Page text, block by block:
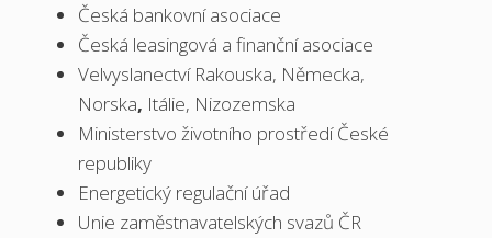
Česká bankovní asociace
Česká leasingová a finanční asociace
Velvyslanectví Rakouska, Německa,
Norska, Itálie, Nizozemska
Ministerstvo životního prostředí České
republiky
Energetický regulační úřad
Unie zaměstnavatelských svazů ČR